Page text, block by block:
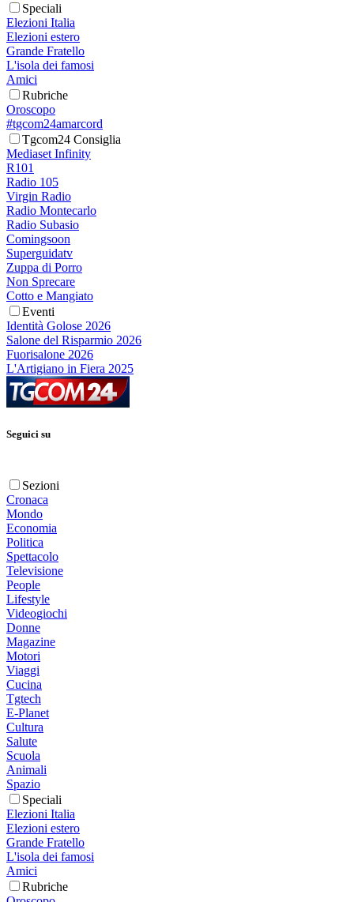
Speciali
Elezioni Italia
Elezioni estero
Grande Fratello
L'isola dei famosi
Amici
Rubriche
Oroscopo
#tgcom24amarcord
Tgcom24 Consiglia
Mediaset Infinity
R101
Radio 105
Virgin Radio
Radio Montecarlo
Radio Subasio
Comingsoon
Superguidatv
Zuppa di Porro
Non Sprecare
Cotto e Mangiato
Eventi
Identità Golose 2026
Salone del Risparmio 2026
Fuorisalone 2026
L'Artigiano in Fiera 2025
Seguici su
Sezioni
Cronaca
Mondo
Economia
Politica
Spettacolo
Televisione
People
Lifestyle
Videogiochi
Donne
Magazine
Motori
Viaggi
Cucina
Tgtech
E-Planet
Cultura
Salute
Scuola
Animali
Spazio
Speciali
Elezioni Italia
Elezioni estero
Grande Fratello
L'isola dei famosi
Amici
Rubriche